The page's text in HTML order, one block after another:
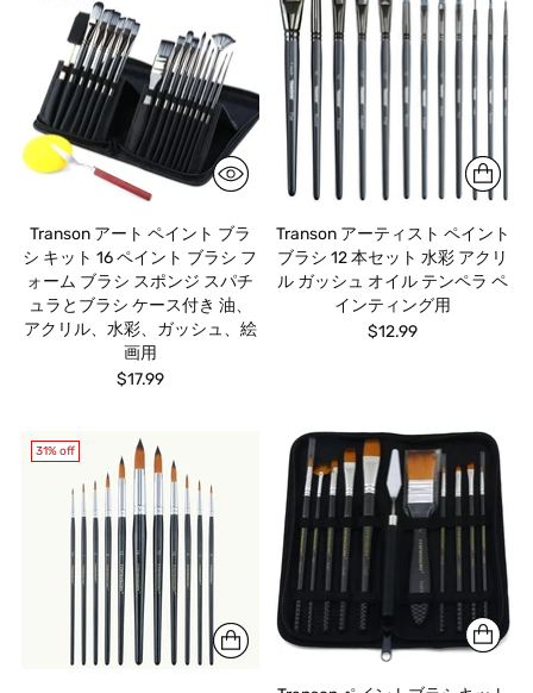
Transon アート ペイント ブラ
シ キット 16 ペイント ブラシ フ
ォーム ブラシ スポンジ スパチ
ュラとブラシ ケース付き 油、
アクリル、水彩、ガッシュ、絵
画用
$17.99
Transon アーティスト ペイント
ブラシ 12 本セット 水彩 アクリ
ル ガッシュ オイル テンペラ ペ
インティング用
$12.99
31% off